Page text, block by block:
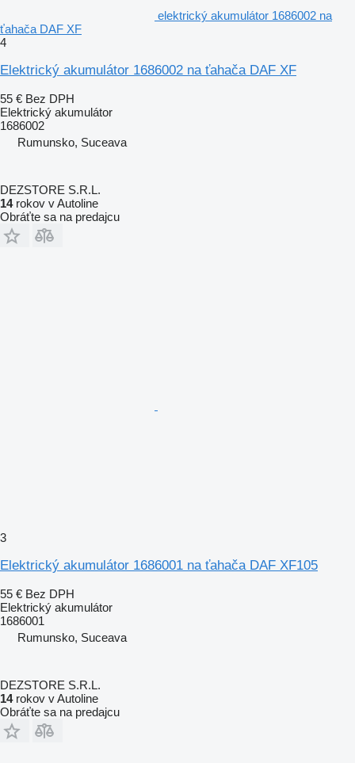
elektrický akumulátor 1686002 na
ťahača DAF XF
4
Elektrický akumulátor 1686002 na ťahača DAF XF
55 € Bez DPH
Elektrický akumulátor
1686002
Rumunsko, Suceava
DEZSTORE S.R.L.
14rokov v Autoline
Obráťte sa na predajcu
3
Elektrický akumulátor 1686001 na ťahača DAF XF105
55 € Bez DPH
Elektrický akumulátor
1686001
Rumunsko, Suceava
DEZSTORE S.R.L.
14rokov v Autoline
Obráťte sa na predajcu